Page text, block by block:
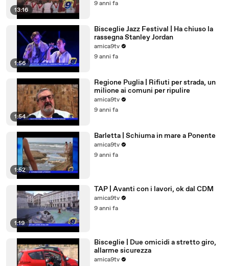
13:16
9 anni fa
1:56
Bisceglie Jazz Festival | Ha chiuso la
rassegna Stanley Jordan
amica9tv
9 anni fa
1:54
Regione Puglia | Rifiuti per strada, un
milione ai comuni per ripulire
amica9tv
9 anni fa
1:52
Barletta | Schiuma in mare a Ponente
amica9tv
9 anni fa
1:19
TAP | Avanti con i lavori, ok dal CDM
amica9tv
9 anni fa
Bisceglie | Due omicidi a stretto giro,
allarme sicurezza
amica9tv